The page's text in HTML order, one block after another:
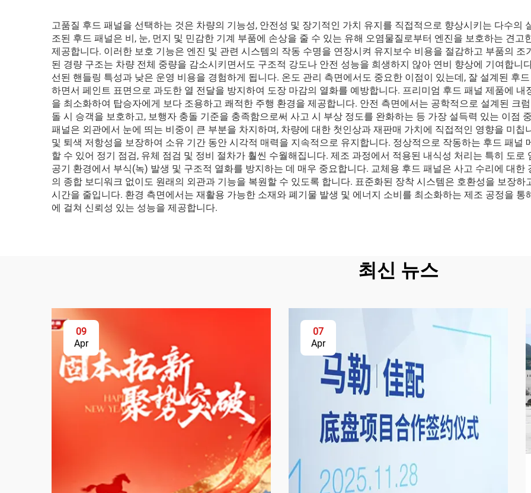
출용
고품질 후드 패널을 선택하는 것은 차량의 기능성, 안전성 및 장기적인 가치 유지를 직접적으로 향상시키는 다수의
조된 후드 패널은 비, 눈, 먼지 및 민감한 기계 부품에 손상을 줄 수 있는 유해 오염물질로부터 엔진을 보호하는 견
제공합니다. 이러한 보호 기능은 엔진 및 관련 시스템의 작동 수명을 연장시켜 유지보수 비용을 절감하고 부품의
된 경량 구조는 차량 전체 중량을 감소시키면서도 구조적 강도나 안전 성능을 희생하지 않아 연비 향상에 기여합니
선된 핸들링 특성과 낮은 운영 비용을 경험하게 됩니다. 온도 관리 측면에서도 중요한 이점이 있는데, 잘 설계된 후
하면서 페인트 표면으로 과도한 열 전달을 방지하여 도장 마감의 열화를 예방합니다. 프리미엄 후드 패널 제품에
을 최소화하여 탑승자에게 보다 조용하고 쾌적한 주행 환경을 제공합니다. 안전 측면에서는 공학적으로 설계된 크
돌 시 승객을 보호하고, 보행자 충돌 기준을 충족함으로써 사고 시 부상 정도를 완화하는 등 가장 설득력 있는 이점
패널은 외관에서 눈에 띄는 비중이 큰 부분을 차지하며, 차량에 대한 첫인상과 재판매 가치에 직접적인 영향을 미칩
및 퇴색 저항성을 보장하여 소유 기간 동안 시각적 매력을 지속적으로 유지합니다. 정상적으로 작동하는 후드 패널
할 수 있어 정기 점검, 유체 점검 및 정비 절차가 훨씬 수월해집니다. 제조 과정에서 적용된 내식성 처리는 특히 도
공기 환경에서 부식(녹) 발생 및 구조적 열화를 방지하는 데 매우 중요합니다. 교체용 후드 패널은 사고 수리에 대
의 종합 보디워크 없이도 원래의 외관과 기능을 복원할 수 있도록 합니다. 표준화된 장착 시스템은 호환성을 보장
시간을 줄입니다. 환경 측면에서는 재활용 가능한 소재와 폐기물 발생 및 에너지 소비를 최소화하는 제조 공정을
에 걸쳐 신뢰성 있는 성능을 제공합니다.
최신 뉴스
09
Apr
07
Apr